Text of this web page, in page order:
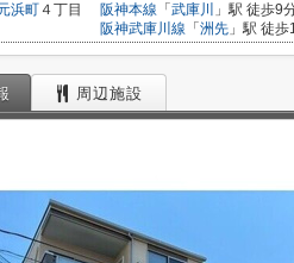
浜町４丁目
阪神本線 「 武庫川
」駅 徒歩9
阪神武庫川線 「 洲先 」駅 徒
周辺施設